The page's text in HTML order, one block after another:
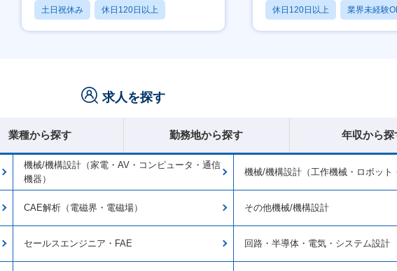
土日祝休み 休日120日以上
産休・育休あり
休日120日以上 業界未経験
月残業20時間以内
求人を探す
業種から探す 勤務地から探す 年収から探
機械/機構設計（家電・AV・コンピュータ・通信
機器）
機械/機構設計（工作機械・ロボット
CAE解析（電磁界・電磁場） その他機械/機構設計
セールスエンジニア・FAE 回路・半導体・電気・システム設計